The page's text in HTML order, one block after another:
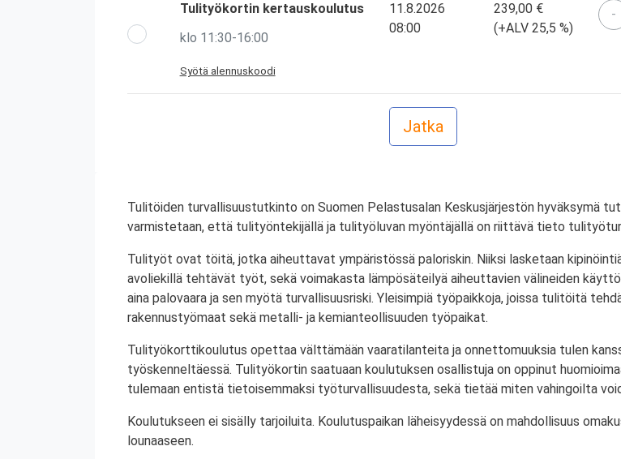
Tulityökortin kertauskoulutus
klo 11:30-16:00
Syötä alennuskoodi
11.8.2026
08:00
239,00 €
(+ALV 25,5 %)
-
Tulitöiden turvallisuustutkinto on Suomen Pelastusalan Keskusjärjestön hyväksymä
varmistetaan, että tulityöntekijällä ja tulityöluvan myöntäjällä on riittävä tieto
Tulityöt ovat töitä, jotka aiheuttavat ympäristössä paloriskin. Niiksi lasketaan
avoliekillä tehtävät työt, sekä voimakasta lämpösäteilyä aiheuttavien välineiden
aina palovaara ja sen myötä turvallisuusriski. Yleisimpiä työpaikkoja, joissa tulitöitä
rakennustyömaat sekä metalli- ja kemianteollisuuden työpaikat.
Tulityökorttikoulutus opettaa välttämään vaaratilanteita ja onnettomuuksia tulen
työskenneltäessä. Tulityökortin saatuaan koulutuksen osallistuja on oppinut
tulemaan entistä tietoisemmaksi työturvallisuudesta, sekä tietää miten vahingoilta
Koulutukseen ei sisälly tarjoiluita. Koulutuspaikan läheisyydessä on mahdollisuus
lounaaseen.